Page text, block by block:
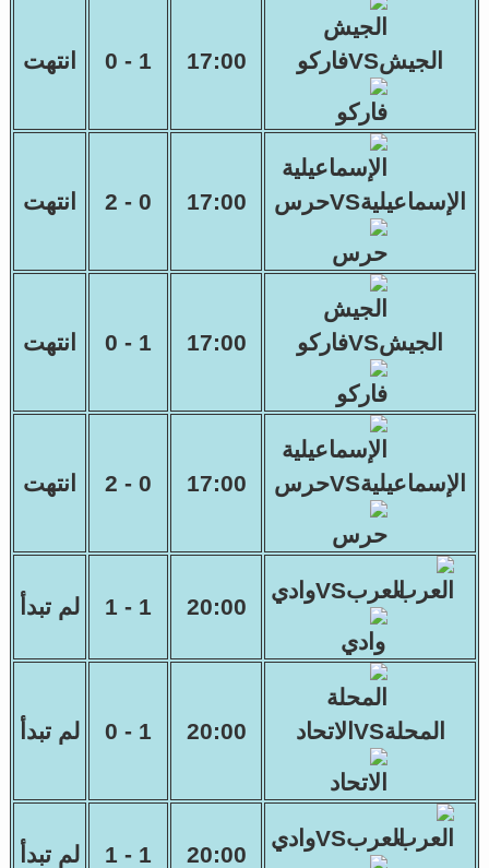
الجيشVSفاركو 17:00
1 - 0 انتهت
الإسماعيليةVSحرس 17:00
0 - 2 انتهت
الجيشVSفاركو 17:00
1 - 0 انتهت
الإسماعيليةVSحرس 17:00
0 - 2 انتهت
العربVSوادي
20:00
1 - 1 لم تبدأ
المحلةVSالاتحاد 20:00
1 - 0 لم تبدأ
العربVSوادي
20:00
1 - 1 لم تبدأ